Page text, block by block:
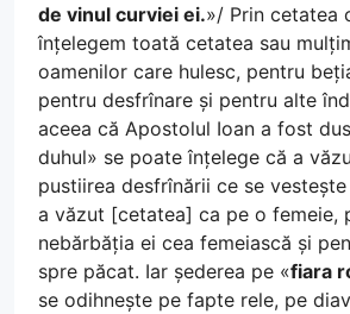
de vinul curviei ei.»/ Prin cetatea
înțelegem toată cetatea sau
oamenilor care hulesc, pentru
pentru desfrînare și pentru alte
aceea că Apostolul Ioan a fost
duhul» se poate înțelege că a
pustiirea desfrînării ce se
a văzut [cetatea] ca pe o femeie,
nebărbăția ei cea femeiască și
spre păcat. Iar șederea pe «fiara
se odihnește pe fapte rele, pe